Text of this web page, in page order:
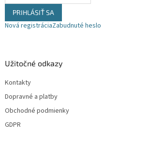
PRIHLÁSIŤ SA
Nová registráciaZabudnuté heslo
Užitočné odkazy
Kontakty
Dopravné a platby
Obchodné podmienky
GDPR